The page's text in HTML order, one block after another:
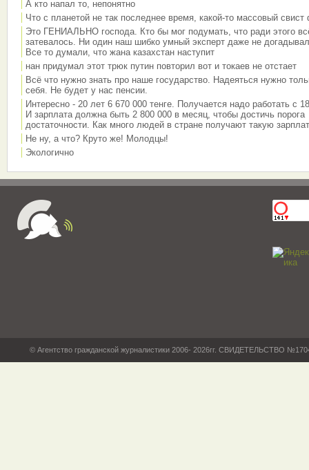
А кто напал то, непонятно
Что с планетой не так последнее время, какой-то массовый свист
Это ГЕНИАЛЬНО господа. Кто бы мог подумать, что ради этого
затевалось. Ни один наш шибко умный эксперт даже не
Все то думали, что жана казахстан наступит
нан придумал этот трюк путин повторил вот и токаев не отстает
Всё что нужно знать про наше государство. Надеяться нужно
себя. Не будет у нас пенсии.
Интересно - 20 лет 6 670 000 тенге. Получается надо работать с
И зарплата должна быть 2 800 000 в месяц, чтобы достичь порога
достаточности. Как много людей в стране получают такую
Не ну, а что? Круто же! Молодцы!
Экологично
© Агентство гражданской журналистики 2006- 2026гг. СВИДЕТЕЛЬСТВО